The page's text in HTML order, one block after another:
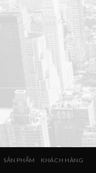
SẢN PHẨM
KHÁCH HÀNG